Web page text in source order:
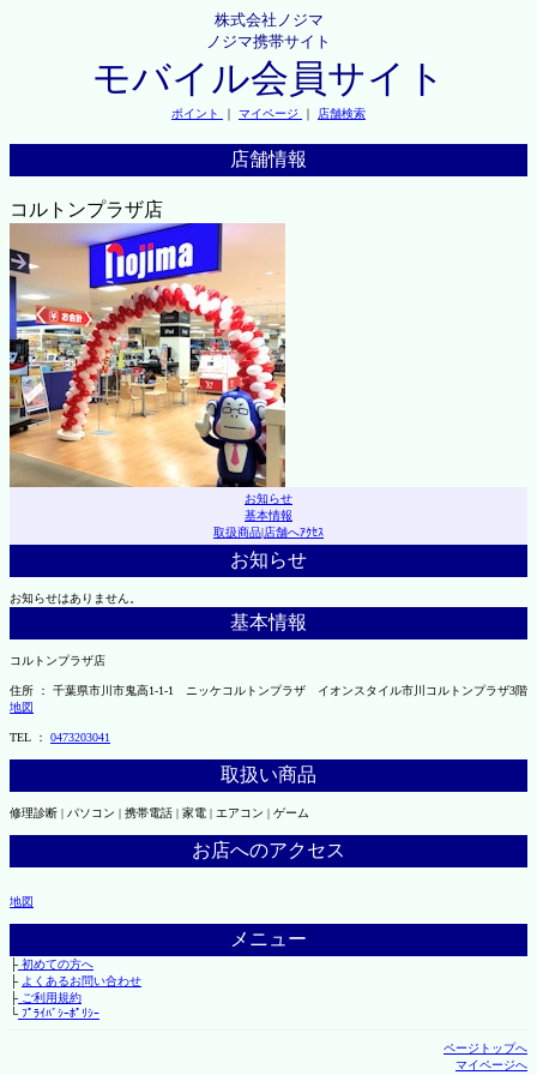
株式会社ノジマ
ノジマ携帯サイト
モバイル会員サイト
ポイント ｜ マイページ ｜ 店舗検索
店舗情報
コルトンプラザ店
お知らせ
基本情報
取扱商品|店舗へｱｸｾｽ
お知らせ
お知らせはありません。
基本情報
コルトンプラザ店
住所 ： 千葉県市川市鬼高1-1-1 ニッケコルトンプラザ イオンスタイル市川コルトンプラザ3階
地図
TEL ： 0473203041
取扱い商品
修理診断 | パソコン | 携帯電話 | 家電 | エアコン | ゲーム
お店へのアクセス
地図
メニュー
├初めての方へ
├ よくあるお問い合わせ
├ご利用規約
└ﾌﾟﾗｲﾊﾞｼｰﾎﾟﾘｼｰ
ページトップへ
マイページへ